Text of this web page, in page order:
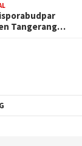
Tangerang…